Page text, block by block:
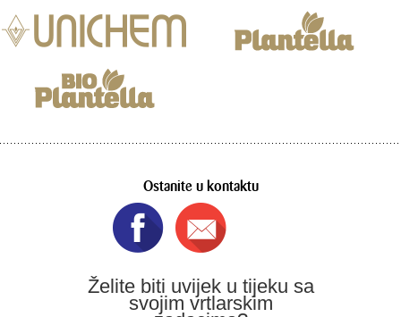
Ostanite u kontaktu
Želite biti uvijek u tijeku sa
svojim vrtlarskim